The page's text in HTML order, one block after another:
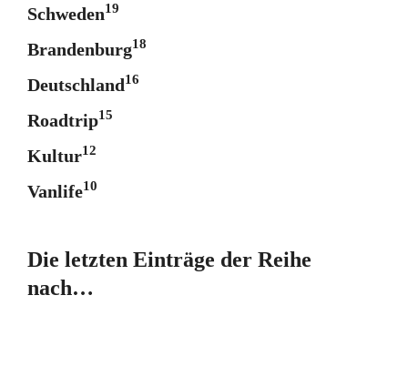
Schweden19
Brandenburg18
Deutschland16
Roadtrip15
Kultur12
Vanlife10
Die letzten Einträge der Reihe
nach…